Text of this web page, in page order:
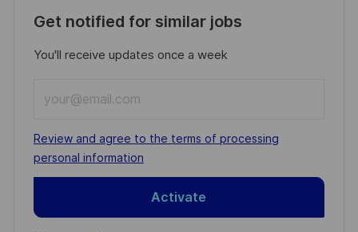
Get notified for similar jobs
You'll receive updates once a week
Email
address
(Required)
Required
Review and agree to the terms of processing
personal information
Activate